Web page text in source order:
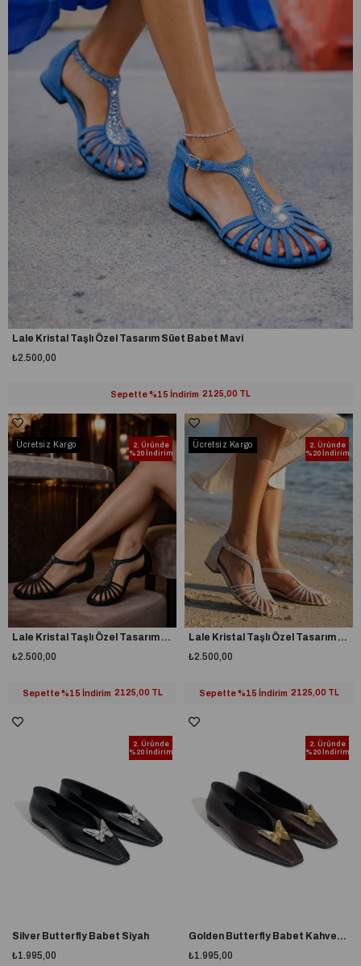
Lale Kristal Taşlı Özel Tasarım Süet Babet Mavi
₺2.500,00
Sepette %15 İndirim 2125,00 TL
2. Üründe
%20 İndirim
Lale Kristal Taşlı Özel Tasarım Süet Babet Siyah
₺2.500,00
Sepette %15 İndirim 2125,00 TL
Ücretsiz Kargo
2. Üründe
%20 İndirim
Lale Kristal Taşlı Özel Tasarım Süet Babet Bej
₺2.500,00
Sepette %15 İndirim 2125,00 TL
Ücretsiz Kargo
2. Üründe
%20 İndirim
Silver Butterfly Babet Siyah
₺1.995,00
2. Üründe
%20 İndirim
Golden Butterfly Babet Kahverengi
₺1.995,00